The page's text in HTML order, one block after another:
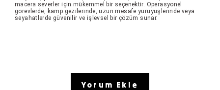
macera severler için mükemmel bir seçenektir. Operasyonel
görevlerde, kamp gezilerinde, uzun mesafe yürüyüşlerinde veya
seyahatlerde güvenilir ve işlevsel bir çözüm sunar.
Yorum Ekle